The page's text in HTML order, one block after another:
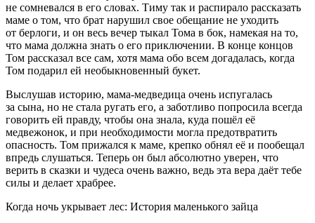
не сомневался в его словах. Тиму так и распирало рассказать
маме о том, что брат нарушил свое обещание не уходить
от берлоги, и он весь вечер тыкал Тома в бок, намекая на то,
что мама должна знать о его приключении. В конце концов
Том рассказал все сам, хотя мама обо всем догадалась, когда
Том подарил ей необыкновенный букет.
Выслушав историю, мама-медведица очень испугалась
за сына, но не стала ругать его, а заботливо попросила всегда
говорить ей правду, чтобы она знала, куда пошёл её
медвежонок, и при необходимости могла предотвратить
опасность. Том прижался к маме, крепко обнял её и пообещал
впредь слушаться. Теперь он был абсолютно уверен, что
верить в сказки и чудеса очень важно, ведь эта вера даёт тебе
силы и делает храбрее.
Когда ночь укрывает лес: История маленького зайца